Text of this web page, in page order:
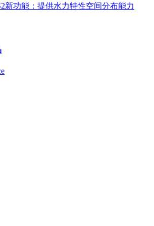
新功能：提供水力特性空间分布能力